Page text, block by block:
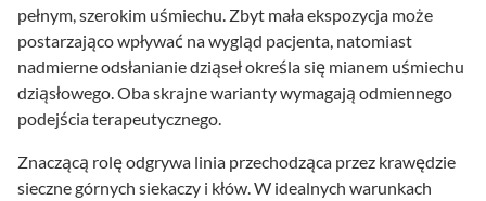
pełnym, szerokim uśmiechu. Zbyt mała ekspozycja może
postarzająco wpływać na wygląd pacjenta, natomiast
nadmierne odsłanianie dziąseł określa się mianem uśmiechu
dziąsłowego. Oba skrajne warianty wymagają odmiennego
podejścia terapeutycznego.
Znaczącą rolę odgrywa linia przechodząca przez krawędzie
sieczne górnych siekaczy i kłów. W idealnych warunkach